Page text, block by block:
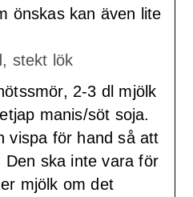
önskas kan även lite
stekt lök
2-3 dl mjölk
manis/söt soja.
vispa för hand så att
Den ska inte vara för
mjölk om det